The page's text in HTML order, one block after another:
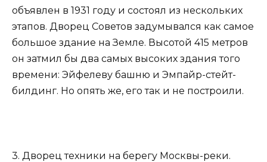
объявлен в 1931 году и состоял из нескольких
этапов. Дворец Советов задумывался как самое
большое здание на Земле. Высотой 415 метров
он затмил бы два самых высоких здания того
времени: Эйфелеву башню и Эмпайр-стейт-
билдинг. Но опять же, его так и не построили.
3. Дворец техники на берегу Москвы-реки.